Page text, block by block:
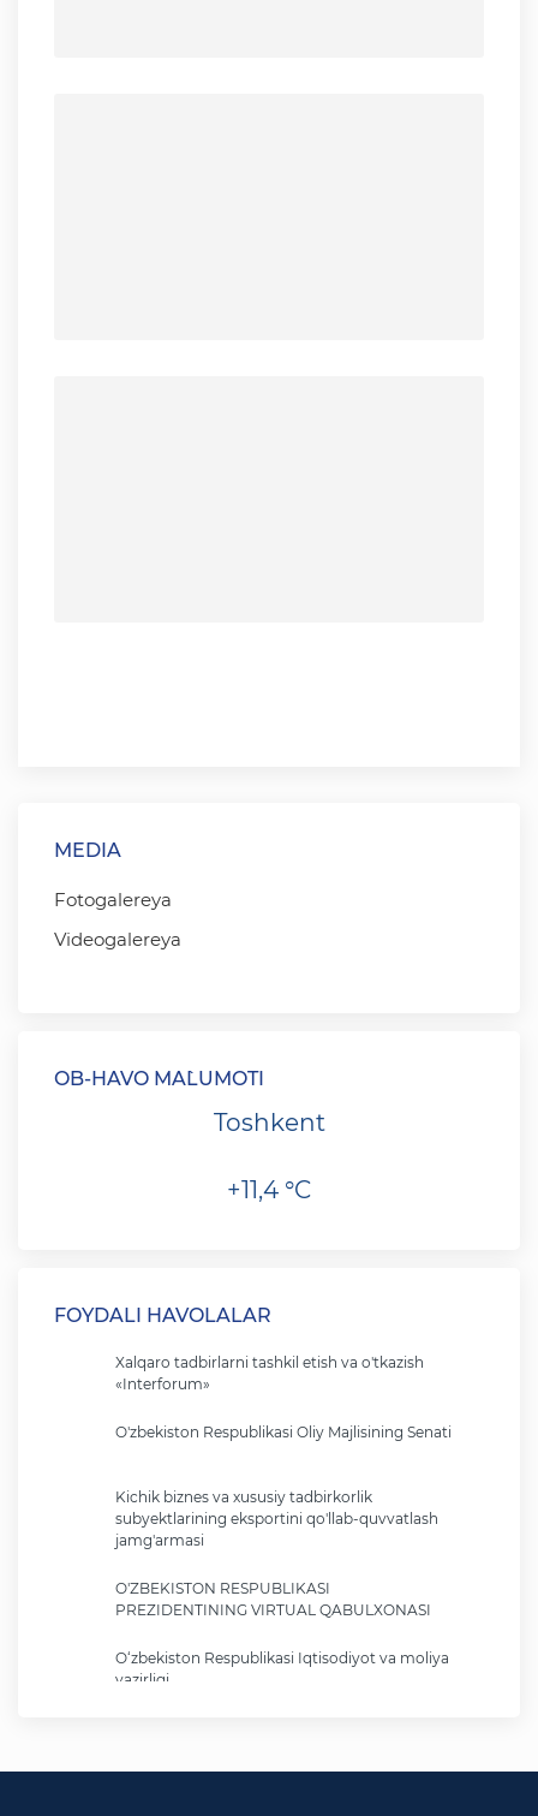
MEDIA
Fotogalereya
Videogalereya
OB-HAVO MA`LUMOTI
Toshkent
+11,4 °C
FOYDALI HAVOLALAR
Xalqaro tadbirlarni tashkil etish va o'tkazish
«Interforum»
O'zbekiston Respublikasi Oliy Majlisining Senati
Kichik biznes va xususiy tadbirkorlik
subyektlarining eksportini qo'llab-quvvatlash
jamg'armasi
O'ZBEKISTON RESPUBLIKASI
PREZIDENTINING VIRTUAL QABULXONASI
O‘zbekiston Respublikasi Iqtisodiyot va moliya
vazirligi